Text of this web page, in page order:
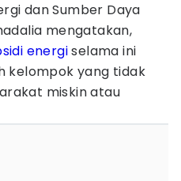
dan Sumber Daya
mengatakan,
energiselama ini
kelompok yang tidak
miskin atau